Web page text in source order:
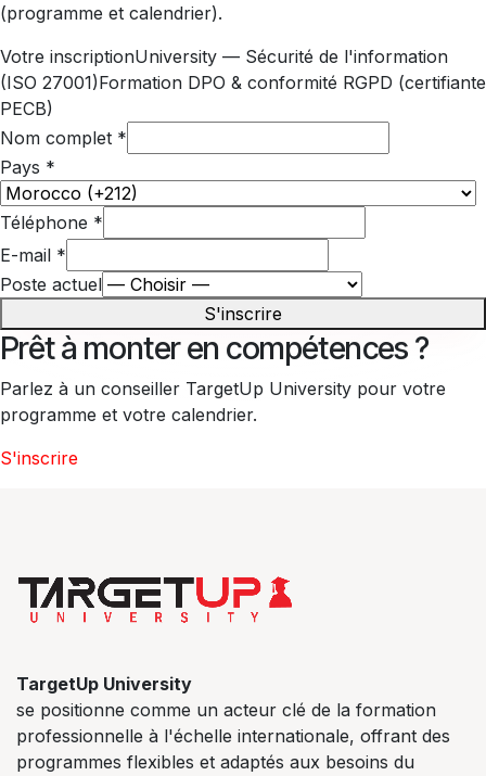
(programme et calendrier).
Votre inscriptionUniversity — Sécurité de l'information
(ISO 27001)Formation DPO & conformité RGPD (certifiante
PECB)
Nom complet *
Pays *
Téléphone *
E-mail *
Poste actuel
S'inscrire
Prêt à monter en compétences ?
Parlez à un conseiller TargetUp University pour votre
programme et votre calendrier.
S'inscrire
TargetUp University
se positionne comme un acteur clé de la formation
professionnelle à l'échelle internationale, offrant des
programmes flexibles et adaptés aux besoins du